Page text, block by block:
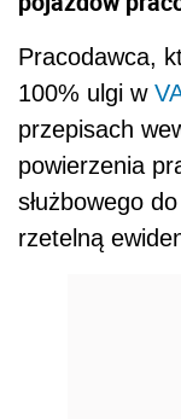
Pracodawca,
100% ulgi w
przepisach
powierzenia
służbowego
rzetelną